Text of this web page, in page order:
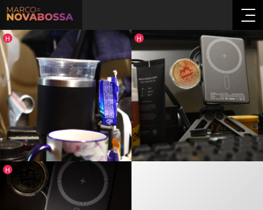
H
인기글
H
인기글
H
인기글